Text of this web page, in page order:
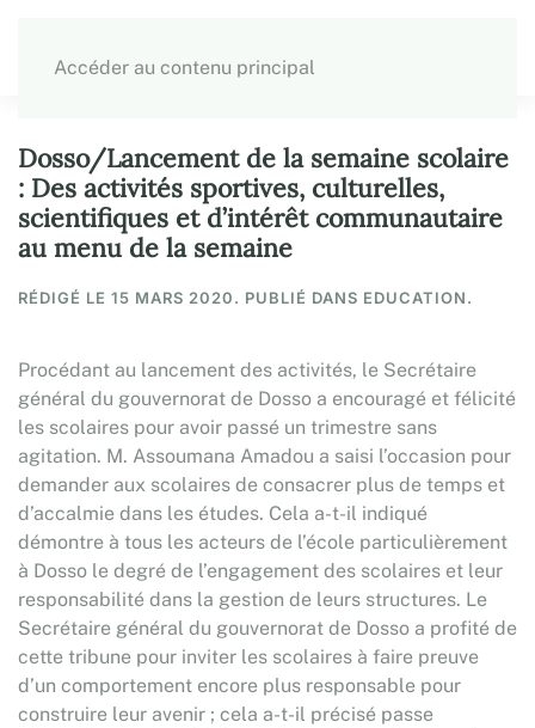
Accéder au contenu principal
Dosso/Lancement de la semaine scolaire
: Des activités sportives, culturelles,
scientifiques et d’intérêt communautaire
au menu de la semaine
RÉDIGÉ LE 15 MARS 2020. PUBLIÉ DANS EDUCATION.
Procédant au lancement des activités, le Secrétaire
général du gouvernorat de Dosso a encouragé et félicité
les scolaires pour avoir passé un trimestre sans
agitation. M. Assoumana Amadou a saisi l’occasion pour
demander aux scolaires de consacrer plus de temps et
d’accalmie dans les études. Cela a-t-il indiqué
démontre à tous les acteurs de l’école particulièrement
à Dosso le degré de l’engagement des scolaires et leur
responsabilité dans la gestion de leurs structures. Le
Secrétaire général du gouvernorat de Dosso a profité de
cette tribune pour inviter les scolaires à faire preuve
d’un comportement encore plus responsable pour
construire leur avenir ; cela a-t-il précisé passe